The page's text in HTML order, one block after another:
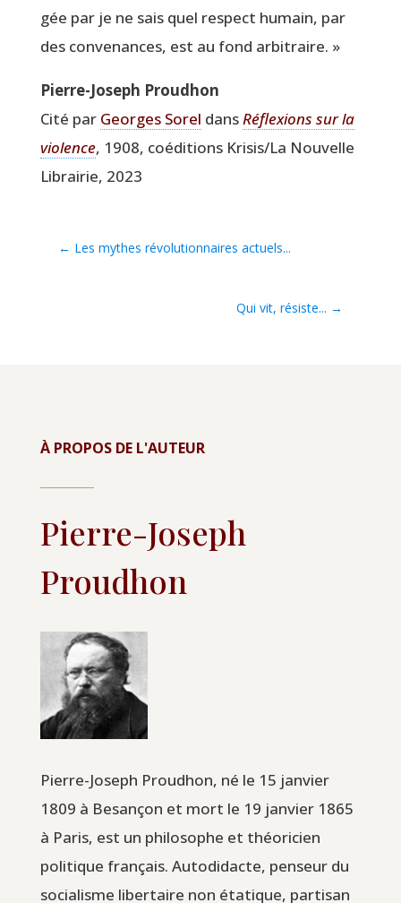
gée par je ne sais quel res­pect humain, par
des conve­nances, est au fond arbitraire. »
Pierre-Joseph Prou­dhon
Cité par Georges Sorel dansRéflexions sur la
vio­lence, 1908, coédi­tions Krisis/La Nou­velle
Librai­rie, 2023
← Les mythes révolutionnaires actuels...
Qui vit, résiste... →
À PROPOS DE L'AUTEUR
Pierre-Joseph
Proudhon
Pierre-Joseph Proudhon, né le 15 janvier
1809 à Besançon et mort le 19 janvier 1865
à Paris, est un philosophe et théoricien
politique français. Autodidacte, penseur du
socialisme libertaire non étatique, partisan